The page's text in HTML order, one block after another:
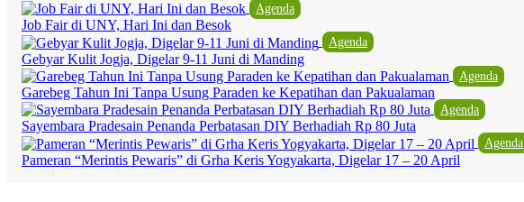
Agenda
Job Fair di UNY, Hari Ini dan Besok
Agenda
Gebyar Kulit Jogja, Digelar 9-11 Juni di Manding
Agenda
Garebeg Tahun Ini Tanpa Usung Paraden ke Kepatihan dan Pakualaman
Agenda
Sayembara Pradesain Penanda Perbatasan DIY Berhadiah Rp 80 Juta
Agenda
Pameran “Merintis Pewaris” di Grha Keris Yogyakarta, Digelar 17 – 20 April